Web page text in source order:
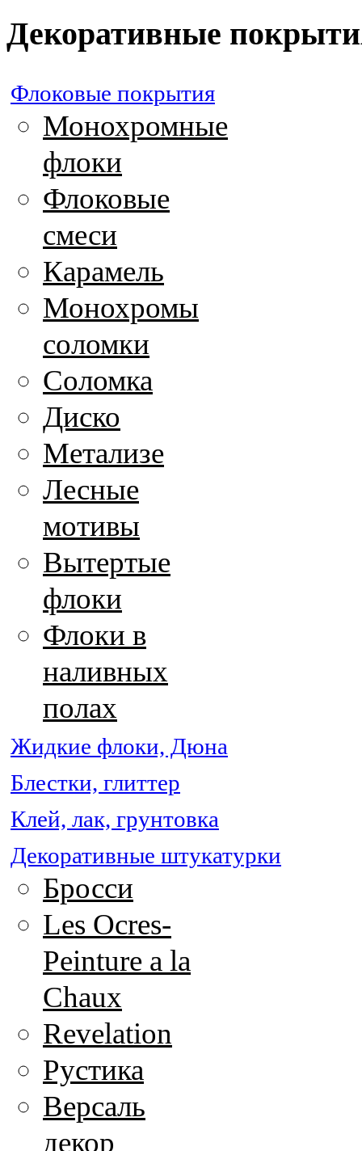
Декоративные
Флоковые покрытия
Монохромные
флоки
Флоковые
смеси
Карамель
Монохромы
соломки
Соломка
Диско
Метализе
Лесные
мотивы
Вытертые
флоки
Флоки в
наливных
полах
Жидкие флоки, Дюна
Блестки, глиттер
Клей, лак, грунтовка
Декоративные штукатурки
Бросси
Les Ocres-
Peinture a la
Chaux
Revelation
Рустика
Версаль
декор